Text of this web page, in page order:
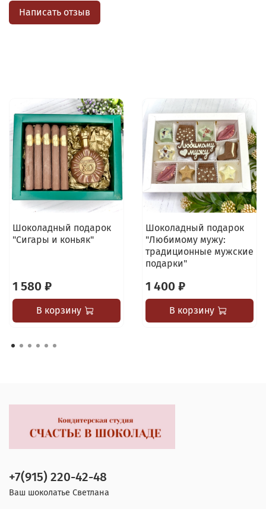
Написать отзыв
Шоколадный подарок
"Сигары и коньяк"
1 580 ₽
В корзину
Шоколадный подарок
"Любимому мужу:
традиционные мужские
подарки"
1 400 ₽
В корзину
+7(915) 220-42-48
Ваш шоколатье Светлана